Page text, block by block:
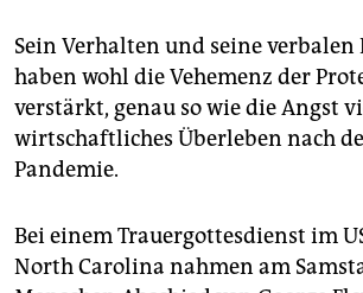
Sein Verhalten und seine verbalen
haben wohl die Vehemenz der
verstärkt, genau so wie die Angst
wirtschaftliches Überleben nach
Pandemie.
Bei einem Trauergottesdienst im
North Carolina nahmen am